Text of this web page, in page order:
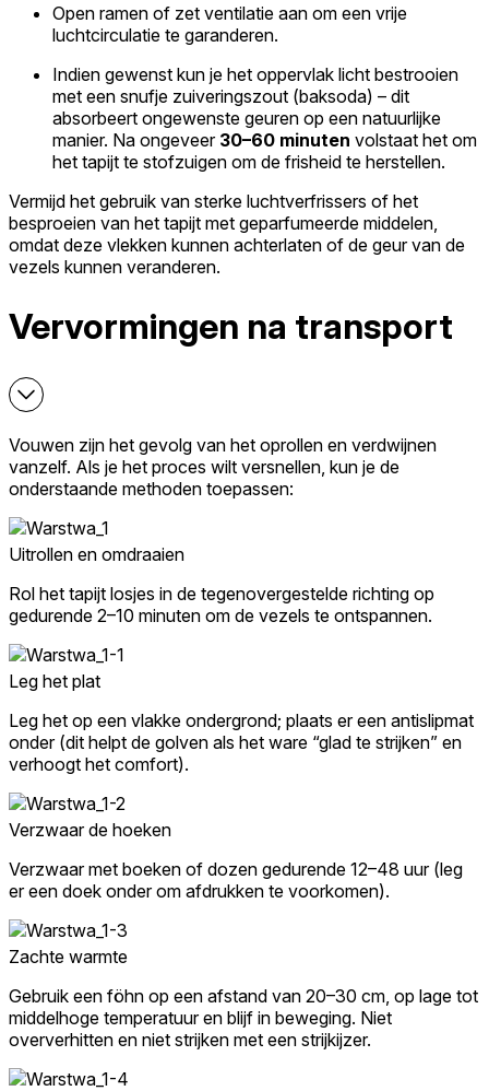
Open ramen of zet ventilatie aan om een vrije
luchtcirculatie te garanderen.
Indien gewenst kun je het oppervlak licht bestrooien
met een snufje zuiveringszout (baksoda) – dit
absorbeert ongewenste geuren op een natuurlijke
manier. Na ongeveer 30–60 minuten volstaat het om
het tapijt te stofzuigen om de frisheid te herstellen.
Vermijd het gebruik van sterke luchtverfrissers of het
besproeien van het tapijt met geparfumeerde middelen,
omdat deze vlekken kunnen achterlaten of de geur van de
vezels kunnen veranderen.
Vervormingen na transport
Vouwen zijn het gevolg van het oprollen en verdwijnen
vanzelf. Als je het proces wilt versnellen, kun je de
onderstaande methoden toepassen:
Uitrollen en omdraaien
Rol het tapijt losjes in de tegenovergestelde richting op
gedurende 2–10 minuten om de vezels te ontspannen.
Leg het plat
Leg het op een vlakke ondergrond; plaats er een antislipmat
onder (dit helpt de golven als het ware “glad te strijken” en
verhoogt het comfort).
Verzwaar de hoeken
Verzwaar met boeken of dozen gedurende 12–48 uur (leg
er een doek onder om afdrukken te voorkomen).
Zachte warmte
Gebruik een föhn op een afstand van 20–30 cm, op lage tot
middelhoge temperatuur en blijf in beweging. Niet
oververhitten en niet strijken met een strijkijzer.